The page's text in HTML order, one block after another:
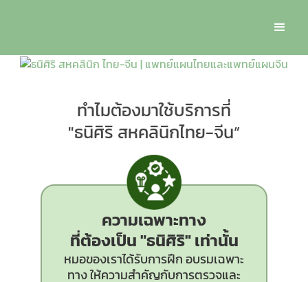
ทำไมต้องมาใช้บริการที่
"ธนิศิริ สหคลินิกไทย-จีน”
ความเฉพาะทาง
ที่ต้องเป็น"ธนิศิริ"เท่านั้น
หมอของเราได้รับการฝึก อบรมเฉพาะ
ทาง ให้ความสำคัญกับการตรวจและ